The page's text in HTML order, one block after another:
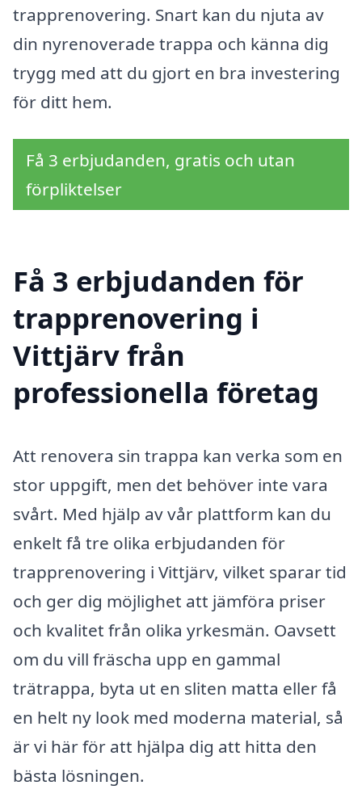
trapprenovering. Snart kan du njuta av
din nyrenoverade trappa och känna dig
trygg med att du gjort en bra investering
för ditt hem.
Få 3 erbjudanden, gratis och utan
förpliktelser
Få 3 erbjudanden för
trapprenovering i
Vittjärv från
professionella företag
Att renovera sin trappa kan verka som en
stor uppgift, men det behöver inte vara
svårt. Med hjälp av vår plattform kan du
enkelt få tre olika erbjudanden för
trapprenovering i Vittjärv, vilket sparar tid
och ger dig möjlighet att jämföra priser
och kvalitet från olika yrkesmän. Oavsett
om du vill fräscha upp en gammal
trätrappa, byta ut en sliten matta eller få
en helt ny look med moderna material, så
är vi här för att hjälpa dig att hitta den
bästa lösningen.